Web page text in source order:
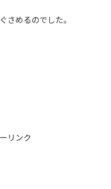
さめるのでした。
リンク